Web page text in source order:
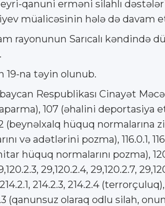
qanuni erməni silahlı
müalicəsinin hələ də davam
Sarıcalı kəndində
19-na təyin olunub.
Respublikası Cinayət
107 (əhalini deportasiya
(beynəlxalq hüquq normalarına
adətlərini pozma), 116.0.1,
normalarını pozma),
29,120.2.4, 29,120.2.7,
214.2.3, 214.2.4
(qanunsuz olaraq odlu silah,